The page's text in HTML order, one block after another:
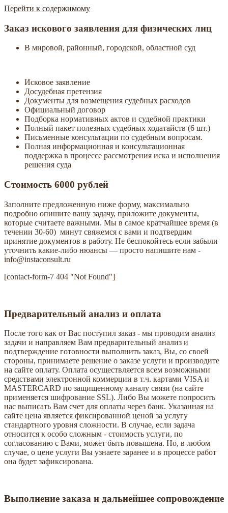
Перейти к содержимому
Instaconsult
Профессиональные юридические решения
Заказ искового заявления для физических лиц
В мировой, районный, городской, областной суд
Исковое заявление
Досудебная претензия
Документы для возмещения судебных расходов
Официальный договор
Подборка нормативных актов и судебной практики
Полный пакет полезных судебных ходатайств (6 шт.)
Письменные консультации по судебным вопросам.
Полная информационная и консультационная
поддержка в процессе рассмотрения иска и исполнения
решения суда
Стоимость 6000 рублей
Заполните предложенную ниже форму, максимально
подробно опишите вашу задачу, приложите документы,
которые считаете важными. Мы в самое кратчайшее время (в
течении 30-60) минут свяжемся с вами и подтвердим
принятие документов в работу. Не беспокойтесь если забыли
уточнить какие-либо нюансы — просто напишите нам -
info@instaconsult.ru
[contact-form-7 404 "Not Found"]
Предварительный анализ и оплата
После того как от Вас поступил заказ - мы проводим анализ
задачи и направляем Вам предварительный анализ и
подтверждение готовности выполнить заказ, Вы, со своей
стороны, принимаете решение о заказе услуги и производите
на сайте оплату. Оплата осуществляется всем возможными
средствами электронной коммерции в т.ч. картами VISA и
MASTERCARD по защищенному каналу связи (на сайте
применяется шифрование SSL). Либо Вы можете попросить
нас выписать Вам счет для оплаты через банк. Указанная на
сайте цена является фиксированной ценой за услугу
стандартного уровня сложности. В случае, если задача
относится к особо сложным - стоимость услуги, по
согласованию с Вами, может быть повышена. Но, в любом
случае, о цене услуги Вы узнаете заранее и в процессе работ
она будет зафиксирована.
Выполнение заказа и дальнейшее сопровождение